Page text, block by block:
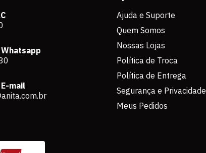
mail
Ajuda e Suporte
Quem Somos
Nossas Lojas
Política de Troca
Política de Entrega
Segurança e Privacidade
Meus Pedidos